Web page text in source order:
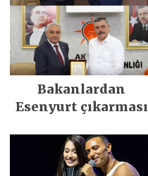
Bakanlardan
Esenyurt çıkarması